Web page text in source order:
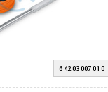
6 42 03 007 01 0